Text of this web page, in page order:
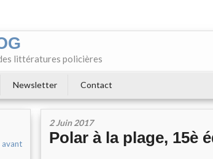
littératures policières
Newsletter Contact
2 Juin 2017
Polar à la plage, 15è